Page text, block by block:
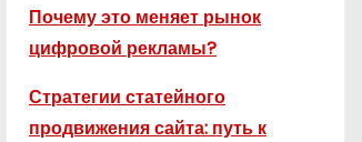
Почему это меняет рынок
цифровой рекламы?
Стратегии статейного
продвижения сайта: путь к